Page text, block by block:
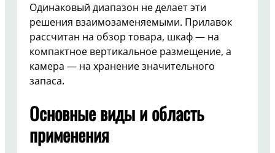
Одинаковый диапазон не делает эти
решения взаимозаменяемыми. Прилавок
рассчитан на обзор товара, шкаф — на
компактное вертикальное размещение, а
камера — на хранение значительного
запаса.
Основные виды и область
применения